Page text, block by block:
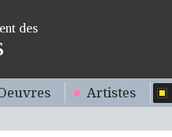
des
Artistes